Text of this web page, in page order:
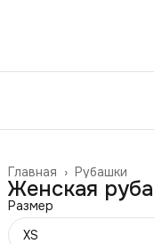
Рубашки
Главная ›
Женская
Размер
XS